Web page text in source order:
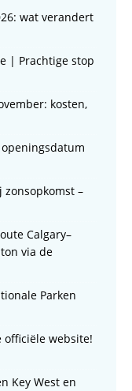
wat verandert
| Prachtige stop
kosten,
openingsdatum
zonsopkomst –
Calgary–
via de
Parken
officiële website!
Key West en